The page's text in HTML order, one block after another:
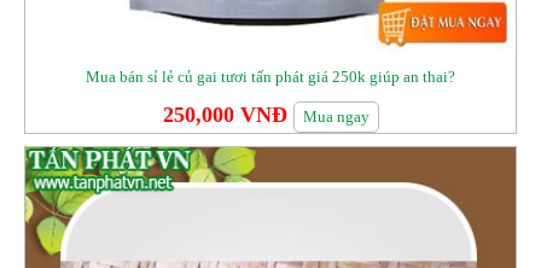
Mua bán sỉ lẻ củ gai tươi tấn phát giá 250k giúp an thai?
250,000 VNĐ Mua ngay